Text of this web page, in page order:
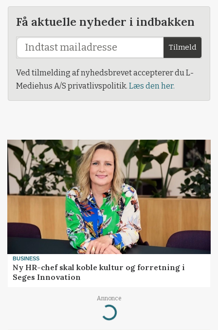
Få aktuelle nyheder i indbakken
Tilmeld
Ved tilmelding af nyhedsbrevet accepterer du L-
Mediehus A/S privatlivspolitik. Læs den her.
BUSINESS
Ny HR-chef skal koble kultur og forretning i
Seges Innovation
Annonce
Loading...